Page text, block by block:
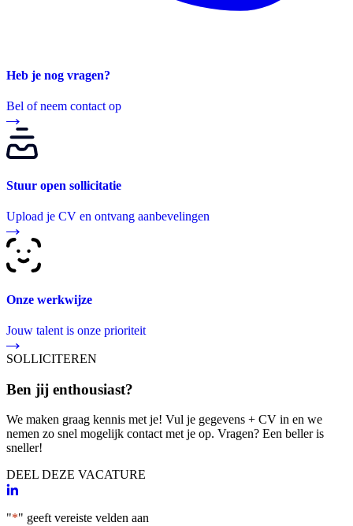
Heb je nog vragen?
Bel of neem contact op
Stuur open sollicitatie
Upload je CV en ontvang aanbevelingen
Onze werkwijze
Jouw talent is onze prioriteit
SOLLICITEREN
Ben jij enthousiast?
We maken graag kennis met je! Vul je gegevens + CV in en we
nemen zo snel mogelijk contact met je op. Vragen? Een beller is
sneller!
DEEL DEZE VACATURE
"*" geeft vereiste velden aan